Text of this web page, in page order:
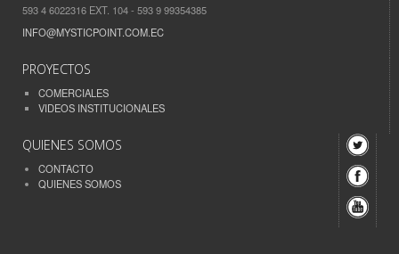
593 4 6022316 EXT. 104 - 593 9 99354385
INFO@MYSTICPOINT.COM.EC
PROYECTOS
COMERCIALES
VIDEOS INSTITUCIONALES
QUIENES SOMOS
CONTACTO
QUIENES SOMOS